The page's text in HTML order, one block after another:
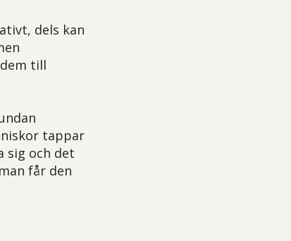
dels kan
till
tappar
sig och det
får den